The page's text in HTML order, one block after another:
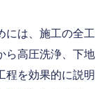
には、施工の全工
ら高圧洗浄、下地
程を効果的に説明